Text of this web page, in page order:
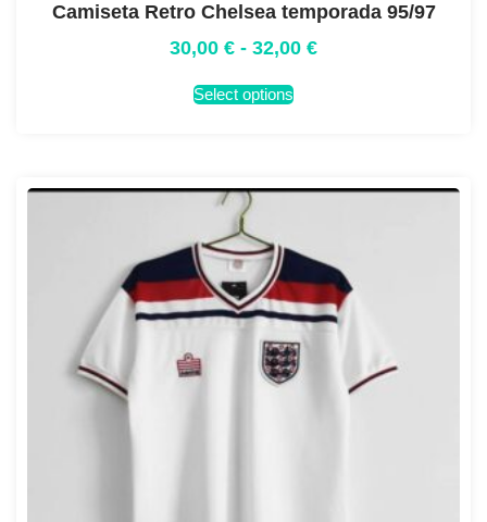
Camiseta Retro Chelsea temporada 95/97
30,00 € - 32,00 €
Select options